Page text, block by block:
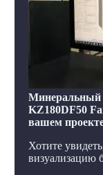
Минеральный
KZ180DF50
вашем
Хотите
визуализацию